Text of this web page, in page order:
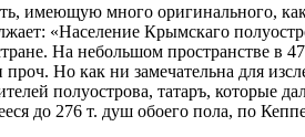
имеющую много оригинального,
«Население Крымскаго
На небольшом пространстве в
Но как ни замечательна для
полуострова, татаръ, которые
до 276 т. душ обоего пола, по